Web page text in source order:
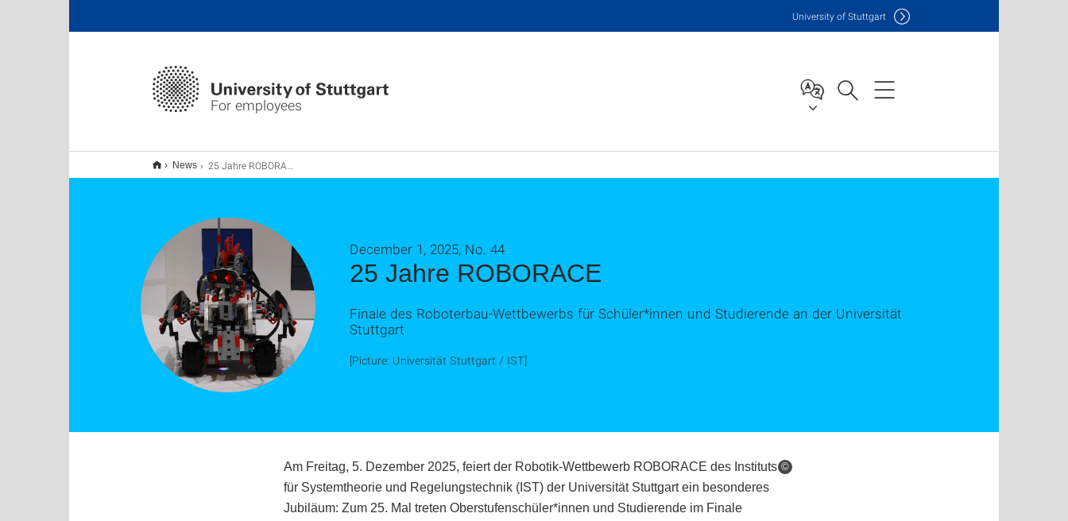
For employees
University of Stuttgart
News 25 Jahre ROBORACE
25 Jahre ROBORACE
December 1, 2025, No. 44
Finale des Roboterbau-Wettbewerbs für Schüler*innen und Studierende an der Universität
Stuttgart
[Picture: Universität Stuttgart / IST]
Am Freitag, 5. Dezember 2025, feiert der Robotik-Wettbewerb ROBORACE des Instituts
für Systemtheorie und Regelungstechnik (IST) der Universität Stuttgart ein besonderes
Jubiläum: Zum 25. Mal treten Oberstufenschüler*innen und Studierende im Finale
©